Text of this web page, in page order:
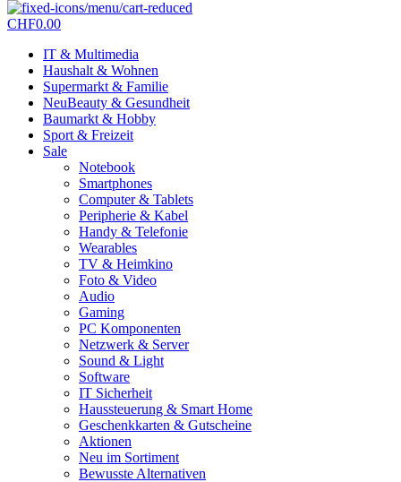
CHF0.00
IT & Multimedia
Haushalt & Wohnen
Supermarkt & Familie
NeuBeauty & Gesundheit
Baumarkt & Hobby
Sport & Freizeit
Sale
Notebook
Smartphones
Computer & Tablets
Peripherie & Kabel
Handy & Telefonie
Wearables
TV & Heimkino
Foto & Video
Audio
Gaming
PC Komponenten
Netzwerk & Server
Sound & Light
Software
IT Sicherheit
Haussteuerung & Smart Home
Geschenkkarten & Gutscheine
Aktionen
Neu im Sortiment
Bewusste Alternativen